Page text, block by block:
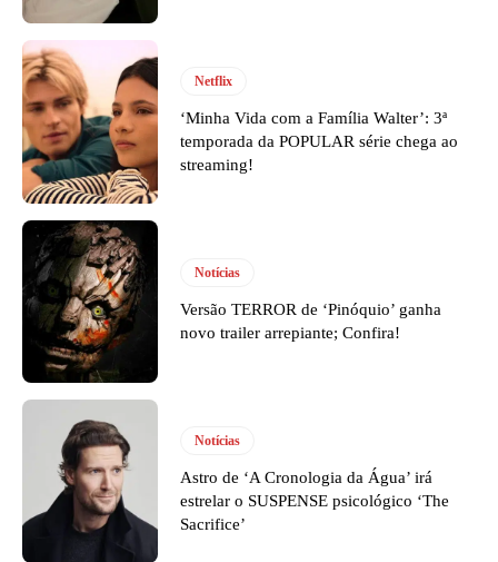
Netflix
‘Minha Vida com a Família Walter’: 3ª
temporada da POPULAR série chega ao
streaming!
Notícias
Versão TERROR de ‘Pinóquio’ ganha
novo trailer arrepiante; Confira!
Notícias
Astro de ‘A Cronologia da Água’ irá
estrelar o SUSPENSE psicológico ‘The
Sacrifice’